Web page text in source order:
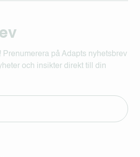
Prenumerera på Adapts nyhetsbrev
och insikter direkt till din